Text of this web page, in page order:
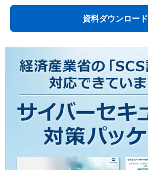
資料ダウンロード